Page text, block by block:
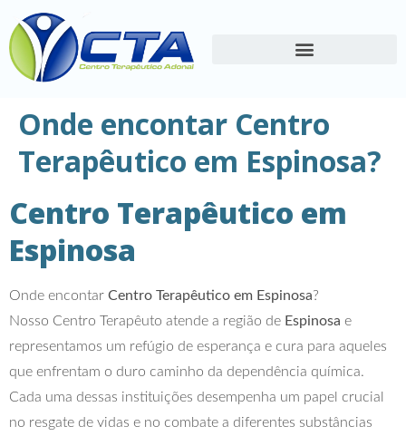
Onde encontar Centro
Terapêutico em Espinosa?
Centro Terapêutico em
Espinosa
Onde encontar Centro Terapêutico em Espinosa?
Nosso Centro Terapêuto atende a região de Espinosa e
representamos um refúgio de esperança e cura para aqueles
que enfrentam o duro caminho da dependência química.
Cada uma dessas instituições desempenha um papel crucial
no resgate de vidas e no combate a diferentes substâncias